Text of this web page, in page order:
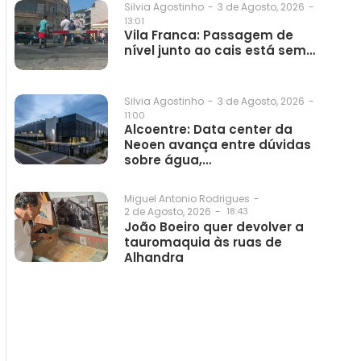
Silvia Agostinho - 3 de Agosto, 2026 -
13:01
Vila Franca: Passagem de
nível junto ao cais está sem…
Silvia Agostinho - 3 de Agosto, 2026 -
11:00
Alcoentre: Data center da
Neoen avança entre dúvidas
sobre água,…
Miguel Antonio Rodrigues -
2 de Agosto, 2026 - 18:43
João Boeiro quer devolver a
tauromaquia às ruas de
Alhandra